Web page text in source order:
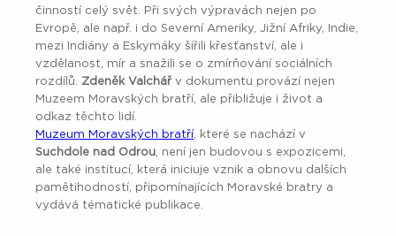
činností celý svět. Při svých výpravách nejen po
Evropě, ale např. i do Severní Ameriky, Jižní Afriky, Indie,
mezi Indiány a Eskymáky šířili křesťanství, ale i
vzdělanost, mír a snažili se o zmírňování sociálních
rozdílů. Zdeněk Valchářv dokumentu provází nejen
Muzeem Moravských bratří, ale přibližuje i život a
odkaz těchto lidí.
Muzeum Moravských bratří , které se nachází v
Suchdole nad Odrou , není jen budovou s expozicemi,
ale také institucí, která iniciuje vznik a obnovu dalších
pamětihodností, připomínajících Moravské bratry a
vydává tématické publikace.